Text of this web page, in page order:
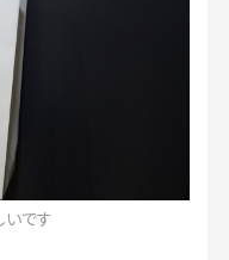
いです